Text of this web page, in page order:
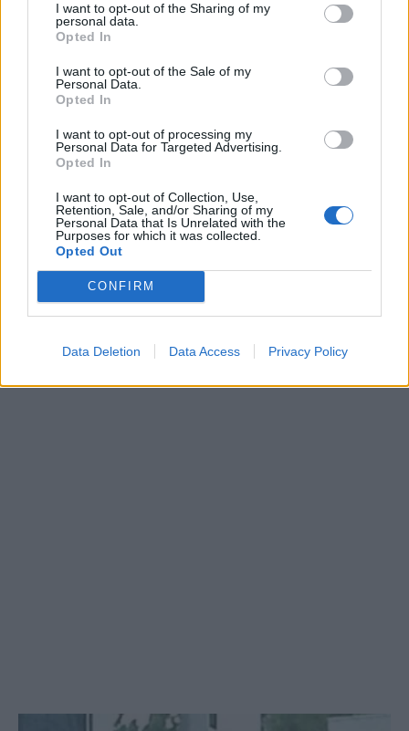
I want to opt-out of the Sharing of my
personal data.
Opted In
I want to opt-out of the Sale of my
Personal Data.
Opted In
I want to opt-out of processing my
Personal Data for Targeted Advertising.
Opted In
I want to opt-out of Collection, Use,
Retention, Sale, and/or Sharing of my
Personal Data that Is Unrelated with the
Purposes for which it was collected.
Opted Out
CONFIRM
Data Deletion Data Access Privacy Policy
Η TiAnna συγκινήθηκε τόσο από αυτό που
έβλεπε να εξελίσσετε μπροστά στα μάτια
της που αποφάσισε να τραβήξει μερικές
φωτογραφίες και να τις ανεβάσει στο
άνθρωπος που είχε την ευλογία να βιώσει,
για λιγότερο από δυο λεπτά, την πράξη
ευγένειας της που σίγουρα βγήκε από
καρδιάς, μου έφτιαξε πραγματικά τη μέρα,»
έγραψε η TiAnna.